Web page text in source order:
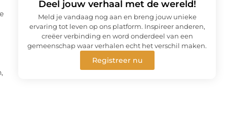
Deel jouw verhaal met de wereld!
Meld je vandaag nog aan en breng jouw unieke
ervaring tot leven op ons platform. Inspireer anderen,
creëer verbinding en word onderdeel van een
gemeenschap waar verhalen echt het verschil maken.
Registreer nu